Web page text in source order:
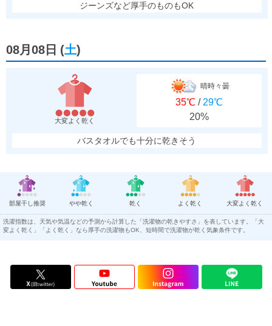
ジーンズなど厚手のものもOK
08月08日 (土)
大変よく乾く
晴時々曇
35℃ / 29℃
20%
バスタオルでも十分に乾きそう
部屋干し推奨 やや乾く 乾く よく乾く 大変よく乾く
洗濯指数は、天気や気温などの予測から計算した「洗濯物の乾きやすさ」を表しています。「大
変よく乾く」「よく乾く」なら厚手の洗濯物もOK、短時間で洗濯物が乾く気象条件です。